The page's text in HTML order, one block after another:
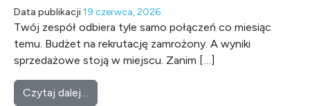
Data publikacji19 czerwca, 2026
Twój zespół odbiera tyle samo połączeń co miesiąc
temu. Budżet na rekrutację zamrożony. A wyniki
sprzedażowe stoją w miejscu. Zanim […]
Czytaj dalej…